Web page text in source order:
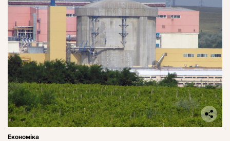
Економіка